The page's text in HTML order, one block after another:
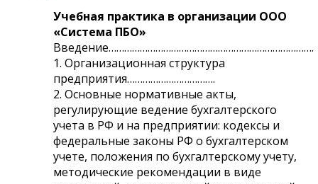
Учебная практика в организации ООО
«Система ПБО»
Введение…………………………………………………………………….
1. Организационная структура
предприятия…………………………….
2. Основные нормативные акты,
регулирующие ведение бухгалтерского
учета в РФ и на предприятии: кодексы и
федеральные законы РФ о бухгалтерском
учете, положения по бухгалтерскому учету,
методические рекомендации в виде